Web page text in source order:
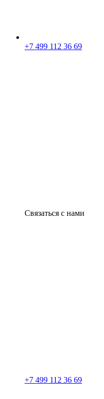
+7 499 112 36 69
Связаться с нами
+7 499 112 36 69